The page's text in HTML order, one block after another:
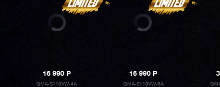
16 990P
GMA-S110VW-4A
16 990P
GMA-S110VW-6A